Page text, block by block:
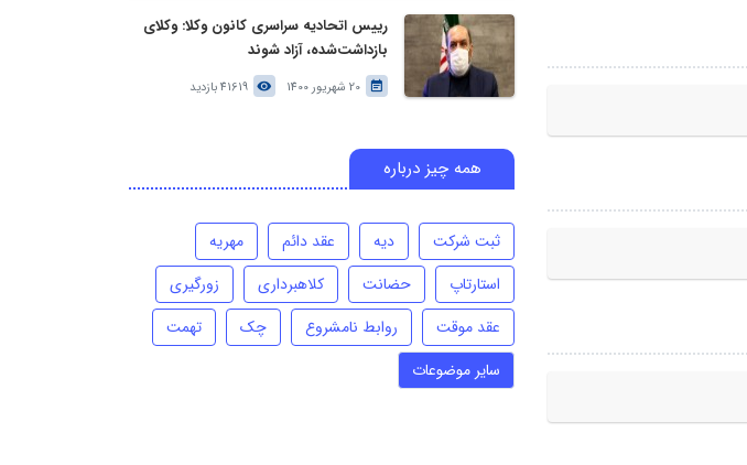
رییس اتحادیه سراسری کانون وکلا: وکلای
بازداشت‌شده، آزاد شوند
20 شهریور 1400 41619 بازدید
همه چیز درباره
ثبت شرکت دیه عقد دائم
مهریه
استارتاپ
حضانت کلاهبرداری
زورگیری
عقد موقت
روابط نامشروع چک
تهمت
سایر موضوعات